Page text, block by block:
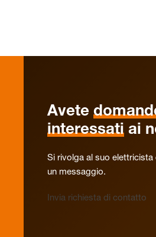
Avete
interessati ai
Si rivolga al suo
un messaggio.
Invia richiesta di contatto